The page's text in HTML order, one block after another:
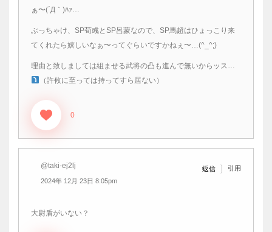
ぁ〜(´Д｀)ﾊｧ…
ぶっちゃけ、SP荀彧とSP呂蒙なので、SP馬超はひょっこり来
てくれたら嬉しいなぁ〜ってぐらいですかねぇ〜…(^_^;)
理由と致しましては組ませる武将の凸も進んで無いからッス…
（許攸に至っては持ってすら居ない）
0
@taki-ej2lj
2024年 12月 23日 8:05pm
返信 引用
大尉盾がいない？